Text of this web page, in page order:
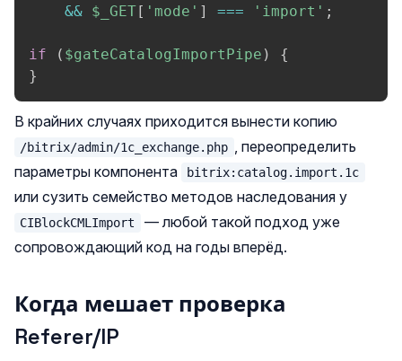
&& $_GET[ 'mode' ] === 'import' ;
if ( $gateCatalogImportPipe )
{
}
В крайних случаях приходится вынести копию
/bitrix/admin/1c_exchange.php , переопределить
параметры компонента
bitrix:catalog.import.1c
или сузить семейство методов наследования у
CIBlockCMLImport
— любой такой подход уже
сопровождающий код на годы вперёд.
Когда мешает проверка
Referer/IP